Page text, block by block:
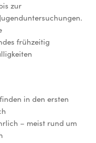
zur
frühzeitig
in den ersten
– meist rund um